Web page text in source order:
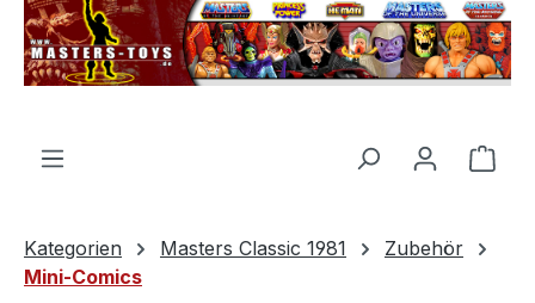
springen
Kategorien Masters Classic 1981
Zubehör
Mini-Comics